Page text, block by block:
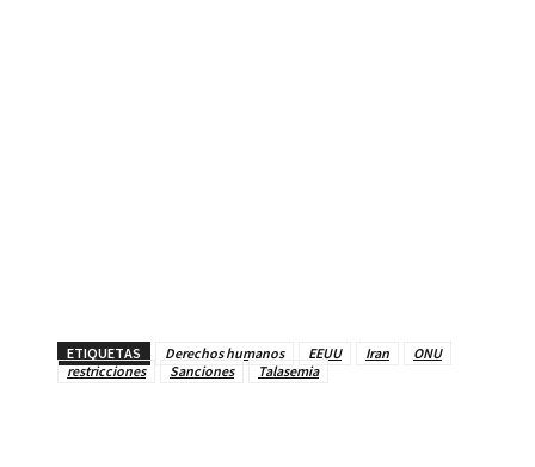
ETIQUETAS Derechos humanos EEUU Iran
ONU
restricciones
Sanciones Talasemia